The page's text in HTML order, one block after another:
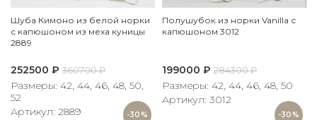
-30%
Шуба Кимоно из белой норки
с капюшоном из меха куницы
2889
252500 ₽ 360700₽
Размеры: 42, 44, 46, 48, 50,
52
Артикул: 2889
-30%
Полушубок из норки Vanilla с
капюшоном 3012
199000 ₽ 284300₽
Размеры: 42, 44, 46, 48, 50
Артикул: 3012